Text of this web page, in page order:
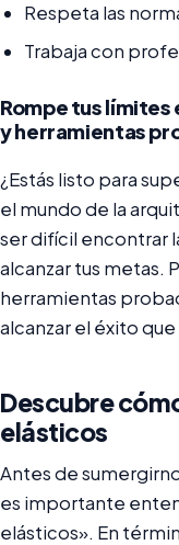
Respeta las
Trabaja con
Rompe tus
y herramientas
¿Estás listo para
el mundo de la
ser difícil encontrar
alcanzar tus metas.
herramientas
alcanzar el éxito
Descubre
elásticos
Antes de
es importante
elásticos». En